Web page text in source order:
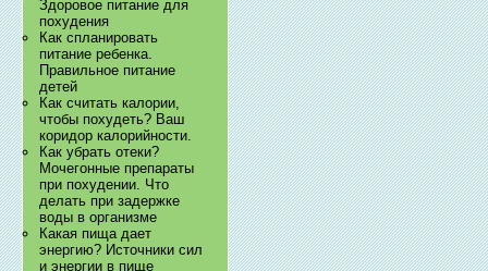
Здоровое питание для
похудения
Как спланировать
питание ребенка.
Правильное питание
детей
Как считать калории,
чтобы похудеть? Ваш
коридор калорийности.
Как убрать отеки?
Мочегонные препараты
при похудении. Что
делать при задержке
воды в организме
Какая пища дает
энергию? Источники сил
и энергии в пище